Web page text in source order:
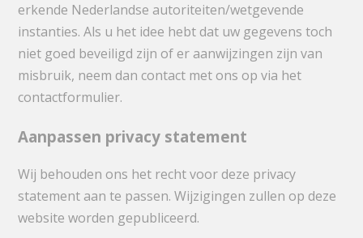
erkende Nederlandse autoriteiten/wetgevende
instanties. Als u het idee hebt dat uw gegevens toch
niet goed beveiligd zijn of er aanwijzingen zijn van
misbruik, neem dan contact met ons op via het
contactformulier.
Aanpassen privacy statement
Wij behouden ons het recht voor deze privacy
statement aan te passen. Wijzigingen zullen op deze
website worden gepubliceerd.